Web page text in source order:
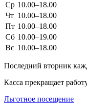
Ср 10.00–18.00
Чт 10.00–18.00
Пт 10.00–18.00
Сб 10.00–19.00
Вс 10.00–18.00
Последний вторник
Касса прекращает
Льготное посещение